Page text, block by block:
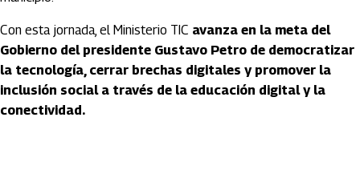
Con esta jornada, el Ministerio TIC avanza en la meta del
Gobierno del presidente Gustavo Petro de democratizar
la tecnología, cerrar brechas digitales y promover la
inclusión social a través de la educación digital y la
conectividad.